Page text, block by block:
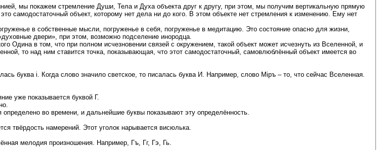
мы покажем стремление Души, Тела и Духа объекта друг к другу, при этом, мы получим вертикальную прямую
самодостаточный объект, которому нет дела ни до кого. В этом объекте нет стремления к изменению. Ему нет
в собственные мысли, погруженье в себя, погруженье в медитацию. Это состояние опасно для жизни,
двери», при этом, возможно подселение инородца.
Одина в том, что при полном исчезновении связей с окружением, такой объект может исчезнуть из Вселенной, и
то над ним ставится точка, показывающая, что этот самодостаточный, самовлюблённый объект имеется во
буква i. Когда слово значило светское, то писалась буква И. Например, слово Мiръ – то, что сейчас Вселенная.
уже показывается буквой Г.
во времени, и дальнейшие буквы показывают эту определённость.
твёрдость намерений. Этот уголок нарывается висюлька.
мелодия произношения. Например, Гъ, Гг, Гэ, Гь.